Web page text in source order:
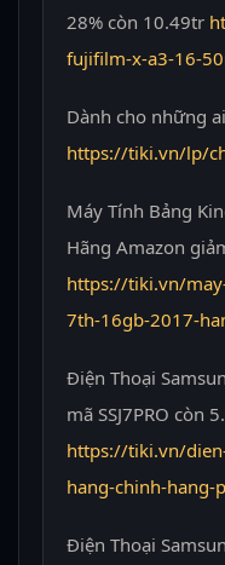
28% còn 10.49tr
fujifilm-x-a3-16-
Dành cho những
https://tiki.vn/lp/
Máy Tính Bảng
Hãng Amazon
https://tiki.vn/
7th-16gb-2017-
Điện Thoại
mã SSJ7PRO còn
https://tiki.vn/
hang-chinh-hang-
Điện Thoại